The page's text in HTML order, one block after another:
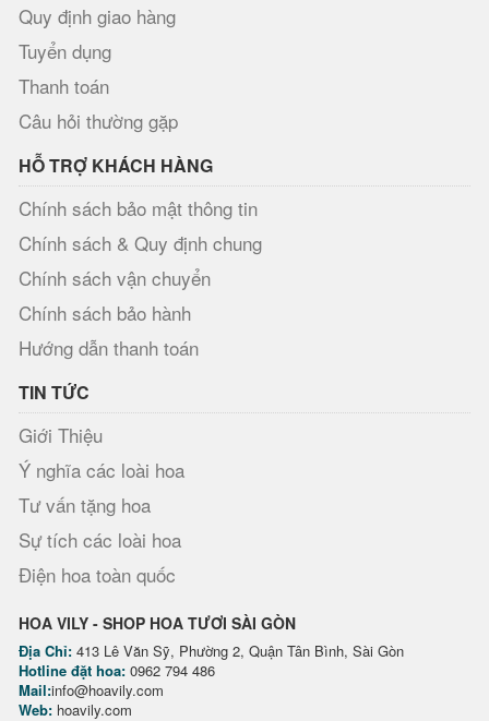
Quy định giao hàng
Tuyển dụng
Thanh toán
Câu hỏi thường gặp
HỖ TRỢ KHÁCH HÀNG
Chính sách bảo mật thông tin
Chính sách & Quy định chung
Chính sách vận chuyển
Chính sách bảo hành
Hướng dẫn thanh toán
TIN TỨC
Giới Thiệu
Ý nghĩa các loài hoa
Tư vấn tặng hoa
Sự tích các loài hoa
Điện hoa toàn quốc
HOA VILY - SHOP HOA TƯƠI SÀI GÒN
Địa Chỉ: 413 Lê Văn Sỹ, Phường 2, Quận Tân Bình, Sài Gòn
Hotline đặt hoa: 0962 794 486
Mail:info@hoavily.com
Web: hoavily.com